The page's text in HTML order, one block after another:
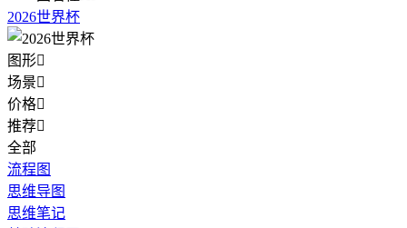
2026世界杯
图形
场景
价格
推荐
全部
流程图
思维导图
思维笔记